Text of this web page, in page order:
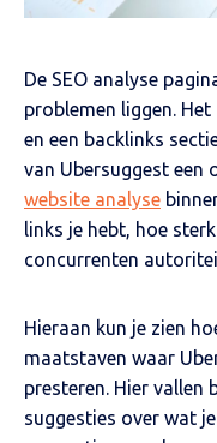
De SEO analyse
problemen liggen.
en een backlinks
van Ubersuggest een
website analyse
links je hebt, hoe
concurrenten
Hieraan kun je zien
maatstaven waar
presteren. Hier vallen
suggesties over wat